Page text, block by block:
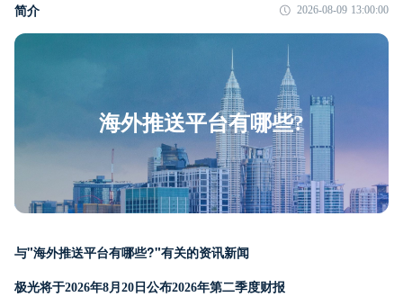
简介 2026-08-09 13:00:00
海外推送平台有哪些?
与"海外推送平台有哪些?"有关的资讯新闻
极光将于2026年8月20日公布2026年第二季度财报